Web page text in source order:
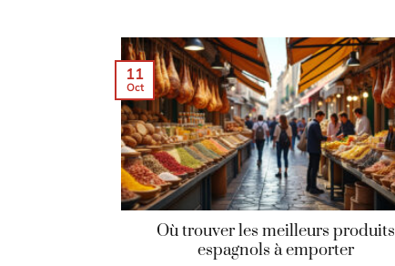
Où trouver les meilleurs produits
espagnols à emporter
11
Oct